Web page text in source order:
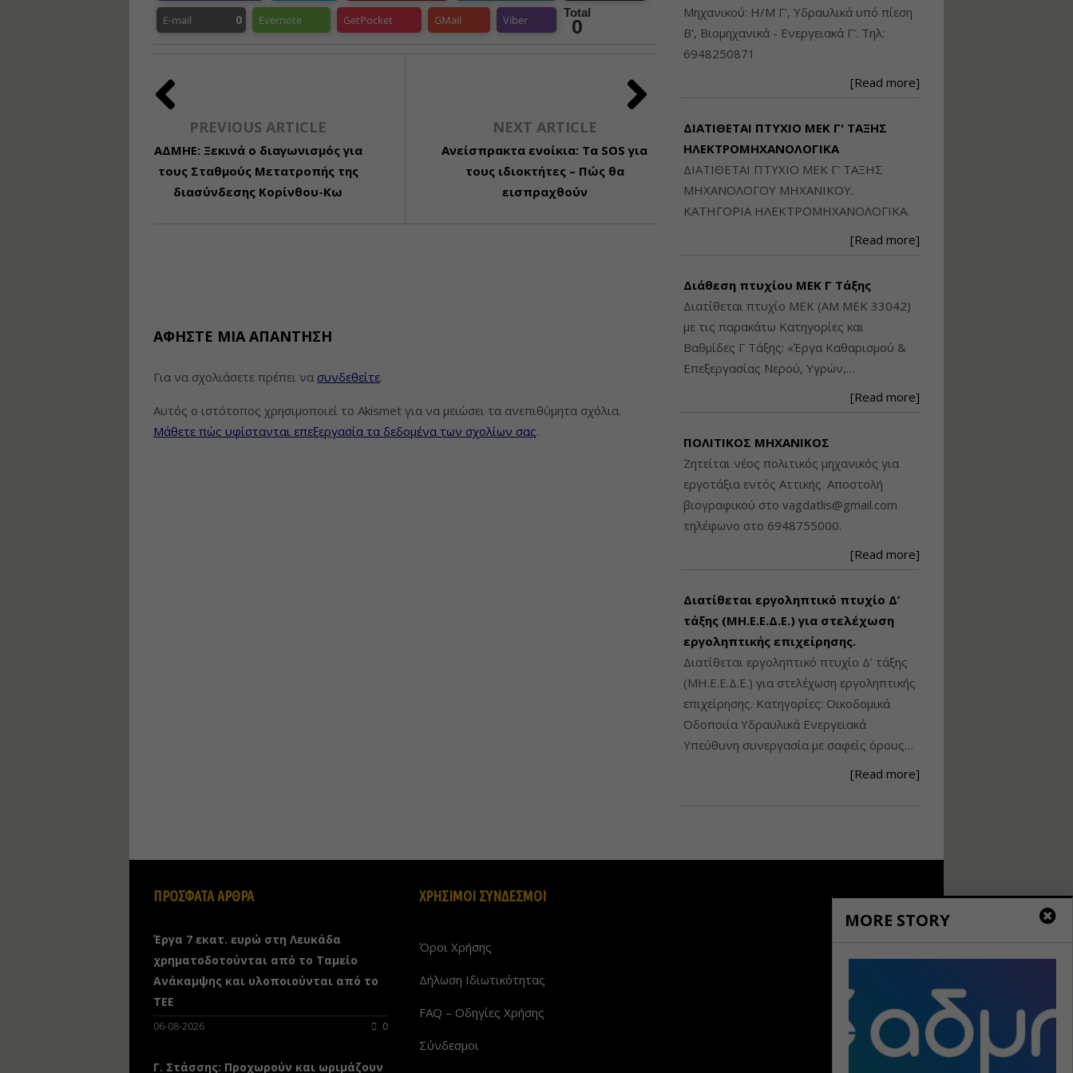
E-mail 0 Evernote GetPocket GMail Viber
Total
0
PREVIOUS ARTICLE
ΑΔΜΗΕ: Ξεκινά ο διαγωνισμός για
τους Σταθμούς Μετατροπής της
διασύνδεσης Κορίνθου-Κω
NEXT ARTICLE
Ανείσπρακτα ενοίκια: Τα SOS για
τους ιδιοκτήτες – Πώς θα
εισπραχθούν
ΑΦΉΣΤΕ ΜΙΑ ΑΠΆΝΤΗΣΗ
Για να σχολιάσετε πρέπει να συνδεθείτε.
Αυτός ο ιστότοπος χρησιμοποιεί το Akismet για να μειώσει τα ανεπιθύμητα σχόλια.
Μάθετε πώς υφίστανται επεξεργασία τα δεδομένα των σχολίων σας.
Μηχανικού: Η/Μ Γ', Υδραυλικά υπό πίεση
Β', Βιομηχανικά - Ενεργειακά Γ'. Τηλ:
6948250871
[Read more]
ΔΙΑΤΙΘΕΤΑΙ ΠΤΥΧΙΟ ΜΕΚ Γ' ΤΑΞΗΣ
ΗΛΕΚΤΡΟΜΗΧΑΝΟΛΟΓΙΚΑ
ΔΙΑΤΙΘΕΤΑΙ ΠΤΥΧΙΟ ΜΕΚ Γ' ΤΑΞΗΣ
ΜΗΧΑΝΟΛΟΓΟΥ ΜΗΧΑΝΙΚΟΥ.
ΚΑΤΗΓΟΡΙΑ ΗΛΕΚΤΡΟΜΗΧΑΝΟΛΟΓΙΚΑ.
[Read more]
Διάθεση πτυχίου ΜΕΚ Γ Τάξης
Διατίθεται πτυχίο ΜΕΚ (ΑΜ ΜΕΚ 33042)
με τις παρακάτω Κατηγορίες και
Βαθμίδες Γ Τάξης: «Έργα Καθαρισμού &
Επεξεργασίας Νερού, Υγρών,…
[Read more]
ΠΟΛΙΤΙΚΟΣ ΜΗΧΑΝΙΚΟΣ
Ζητείται νέος πολιτικός μηχανικός για
εργοτάξια εντός Αττικής. Αποστολή
βιογραφικού στο vagdatlis@gmail.com
τηλέφωνο στο 6948755000.
[Read more]
Διατίθεται εργοληπτικό πτυχίο Δ’
τάξης (ΜΗ.Ε.Ε.Δ.Ε.) για στελέχωση
εργοληπτικής επιχείρησης.
Διατίθεται εργοληπτικό πτυχίο Δ’ τάξης
(ΜΗ.Ε.Ε.Δ.Ε.) για στελέχωση εργοληπτικής
επιχείρησης. Κατηγορίες: Οικοδομικά
Οδοποιία Υδραυλικά Ενεργειακά
Υπεύθυνη συνεργασία με σαφείς όρους…
[Read more]
MORE STORY
ΠΡΟΣΦΑΤΑ ΑΡΘΡΑ
Έργα 7 εκατ. ευρώ στη Λευκάδα
χρηματοδοτούνται από το Ταμείο
Ανάκαμψης και υλοποιούνται από το
ΤΕΕ
06-08-2026 0
Γ. Στάσσης: Προχωρούν και ωριμάζουν
ΧΡΗΣΙΜΟΙ ΣΥΝΔΕΣΜΟΙ
Όροι Χρήσης
Δήλωση Ιδιωτικότητας
FAQ – Οδηγίες Χρήσης
Σύνδεσμοι
Ταυτότητα Κτιρίου/
και Πράξη (2024)
Πολεοδομικού
Σχεδιασμού Εντός
Ορίων Πόλεων και
Οικισμών και Εκτός
Εισηγήτρια:
Τιμή από: €145.00
Διάρκεια: 8 ώρες
τεχνολογίας
φωτισμού LED και
Εισηγητής:Στέφανος Τουλόγλου
Τιμή από: €190.00
Διάρκεια: 12 ώρες
Εκπόνηση Τοπικών και
Εισηγητής:
Τιμή από: €130.00
Διάρκεια: 6 ώρες
Επίβλεψη Δημοσίων
Έργων με τον
Ν.4782/2021
Διάρκεια: 18 ώρες
και τεχνική
metering)
Εισηγητής:Νικόλαος Παπαναστασίου
Τιμή από: €215.00
Διάρκεια: 16 ώρες